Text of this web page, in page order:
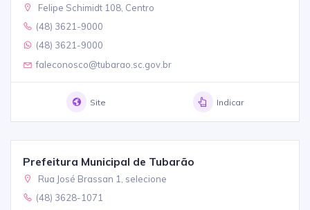
Felipe Schimidt 108, Centro
(48) 3621-9000
(48) 3621-9000
faleconosco@tubarao.sc.gov.br
Site Indicar
Prefeitura Municipal de Tubarão
Rua José Brassan 1, selecione
(48) 3628-1071